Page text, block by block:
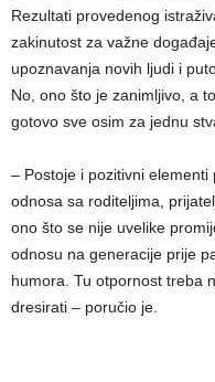
Rezultati provedenog
zakinutost za važne
upoznavanja novih ljudi i
No, ono što je zanimljivo, a
gotovo sve osim za jednu
– Postoje i pozitivni
odnosa sa roditeljima,
ono što se nije uvelike
odnosu na generacije prije
humora. Tu otpornost treba
dresirati – poručio je.